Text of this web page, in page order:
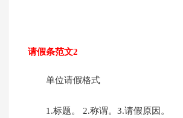
请假条范文2
单位请假格式
1.标题。 2.称谓。3.请假原因。